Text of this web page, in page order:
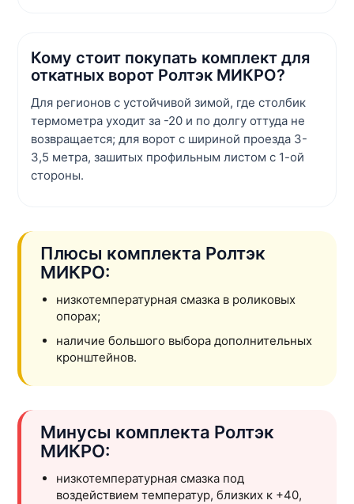
Кому стоит покупать комплект для
откатных ворот Ролтэк МИКРО?
Для регионов с устойчивой зимой, где столбик
термометра уходит за -20 и по долгу оттуда не
возвращается; для ворот с шириной проезда 3-
3,5 метра, зашитых профильным листом с 1-ой
стороны.
Плюсы комплекта Ролтэк
МИКРО:
низкотемпературная смазка в роликовых
опорах;
наличие большого выбора дополнительных
кронштейнов.
Минусы комплекта Ролтэк
МИКРО:
низкотемпературная смазка под
воздействием температур, близких к +40,